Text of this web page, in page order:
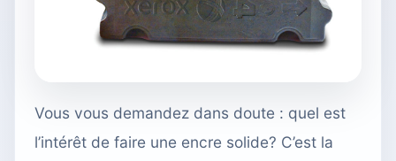
Vous vous demandez dans doute : quel est
l’intérêt de faire une encre solide? C’est la